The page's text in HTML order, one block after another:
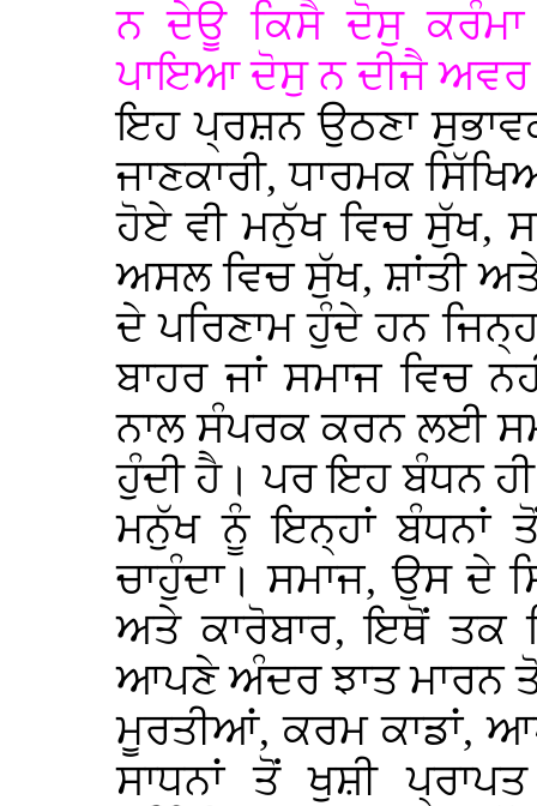
ਨ ਦੇਊ ਕਿਸੈ ਦੋਸੁ
ਪਾਇਆ ਦੋਸੁ ਨ ਦੀਜੈ ਅਵਰ
ਇਹ ਪ੍ਰਸ਼ਨ ਉਠਣਾ
ਜਾਣਕਾਰੀ, ਧਾਰਮਕ
ਹੋਏ ਵੀ ਮਨੁੱਖ ਵਿਚ ਸੁੱਖ,
ਅਸਲ ਵਿਚ ਸੁੱਖ, ਸ਼ਾਂਤੀ
ਦੇ ਪਰਿਣਾਮ ਹੁੰਦੇ ਹਨ
ਬਾਹਰ ਜਾਂ ਸਮਾਜ ਵਿਚ
ਨਾਲ ਸੰਪਰਕ ਕਰਨ ਲਈ
ਹੁੰਦੀ ਹੈ। ਪਰ ਇਹ ਬੰਧਨ
ਮਨੁੱਖ ਨੂੰ ਇਨ੍ਹਾਂ ਬੰਧਨਾਂ
ਚਾਹੁੰਦਾ। ਸਮਾਜ, ਉਸ ਦੇ
ਅਤੇ ਕਾਰੋਬਾਰ, ਇਥੋਂ ਤਕ
ਆਪਣੇ ਅੰਦਰ ਝਾਤ ਮਾਰਨ
ਮੂਰਤੀਆਂ, ਕਰਮ ਕਾਡਾਂ,
ਸਾਧਨਾਂ ਤੋਂ ਖੁਸ਼ੀ